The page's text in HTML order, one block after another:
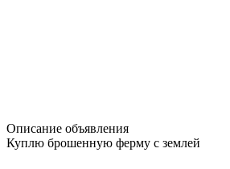
Описание объявления
Куплю брошенную ферму с землей